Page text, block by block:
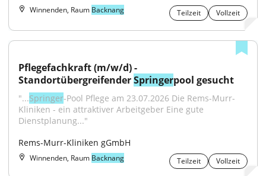
Winnenden, Raum Backnang Teilzeit Vollzeit
Pflegefachkraft (m/w/d) -
Standortübergreifender Springerpool gesucht
"...Springer-Pool Pflege am 23.07.2026 Die Rems-Murr-
Kliniken - ein attraktiver Arbeitgeber Eine gute
Dienstplanung..."
Rems-Murr-Kliniken gGmbH
Winnenden, Raum Backnang Teilzeit Vollzeit